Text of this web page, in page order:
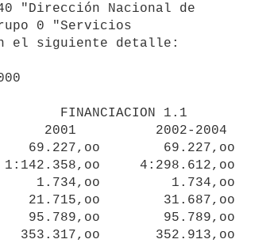
"Dirección Nacional de
0 "Servicios
el siguiente detalle:
2001          2002-2004
69.227,oo        69.227,oo
4:298.612,oo
1.734,oo         1.734,oo
21.715,oo        31.687,oo
95.789,oo        95.789,oo
352.913,oo